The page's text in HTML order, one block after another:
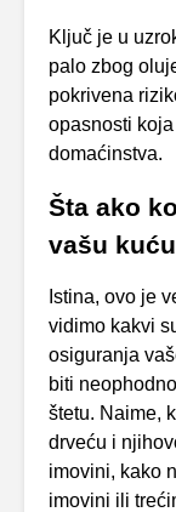
Ključ je u
palo zbog
pokrivena
opasnosti
domaćinstva.
Šta ako
vašu
Istina, ovo je
vidimo kakvi
osiguranja
biti
štetu. Naime,
drveću i
imovini, kako
imovini ili